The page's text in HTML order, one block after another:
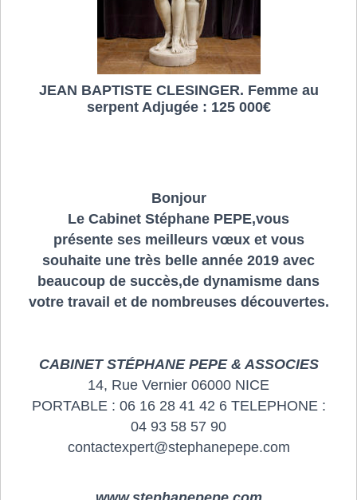
JEAN BAPTISTE CLESINGER. Femme au
serpent Adjugée : 125 000€
Bonjour
Le Cabinet Stéphane PEPE,vous
présente ses meilleurs vœux et vous
souhaite une très belle année 2019 avec
beaucoup de succès,de dynamisme dans
votre travail et de nombreuses découvertes.
CABINET STÉPHANE PEPE & ASSOCIES
14, Rue Vernier 06000 NICE
PORTABLE : 06 16 28 41 42 6 TELEPHONE :
04 93 58 57 90
contactexpert@stephanepepe.com